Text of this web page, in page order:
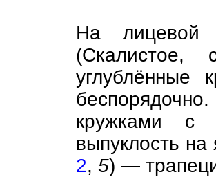
На лицевой
углублённые
кружками с
выпуклость
2, 5) —